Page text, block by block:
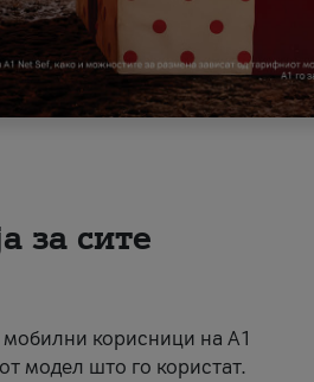
за сите
мобилни корисници на A1
модел што го користат.